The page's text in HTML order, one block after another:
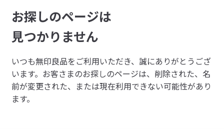
品
ネ
ッ
ト
ス
ト
ア
お探しのページは
見つかりません
いつも無印良品をご利用いただき、誠にありがとうござ
います。 お客さまのお探しのページは、削除された、名
前が変更された、または現在利用できない可能性があり
ます。